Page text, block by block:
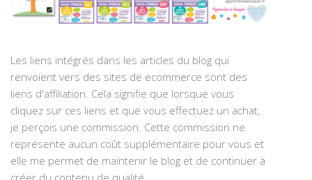
Les liens intégrés dans les articles du blog qui
renvoient vers des sites de ecommerce sont des
liens d'affiliation. Cela signifie que lorsque vous
cliquez sur ces liens et que vous effectuez un achat,
je perçois une commission. Cette commission ne
représente aucun coût supplémentaire pour vous et
elle me permet de maintenir le blog et de continuer à